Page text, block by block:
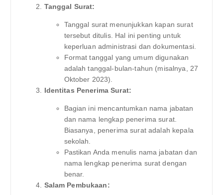
Tanggal Surat:
Tanggal surat menunjukkan kapan surat
tersebut ditulis. Hal ini penting untuk
keperluan administrasi dan dokumentasi.
Format tanggal yang umum digunakan
adalah tanggal-bulan-tahun (misalnya, 27
Oktober 2023).
Identitas Penerima Surat:
Bagian ini mencantumkan nama jabatan
dan nama lengkap penerima surat.
Biasanya, penerima surat adalah kepala
sekolah.
Pastikan Anda menulis nama jabatan dan
nama lengkap penerima surat dengan
benar.
Salam Pembukaan: